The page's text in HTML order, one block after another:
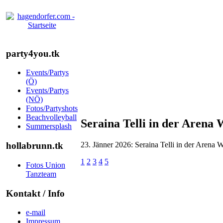
party4you.tk
Events/Partys
(Ö)
Events/Partys
(NÖ)
Fotos/Partyshots
Beachvolleyball
Summersplash
hollabrunn.tk
Fotos Union
Tanzteam
Kontakt / Info
e-mail
Seraina Telli in der Arena
23. Jänner 2026: Seraina Telli in der Arena
1 2 3 4 5